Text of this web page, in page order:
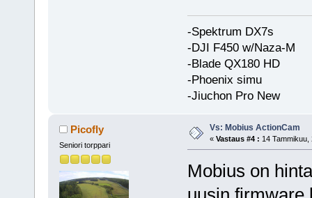
-Spektrum DX7s
-DJI F450 w/Naza-M
-Blade QX180 HD
-Phoenix simu
-Jiuchon Pro New
Picofly
Seniori torppari
Vs: Mobius ActionCam
« Vastaus #4 : 14 Tammikuu,
Mobius on